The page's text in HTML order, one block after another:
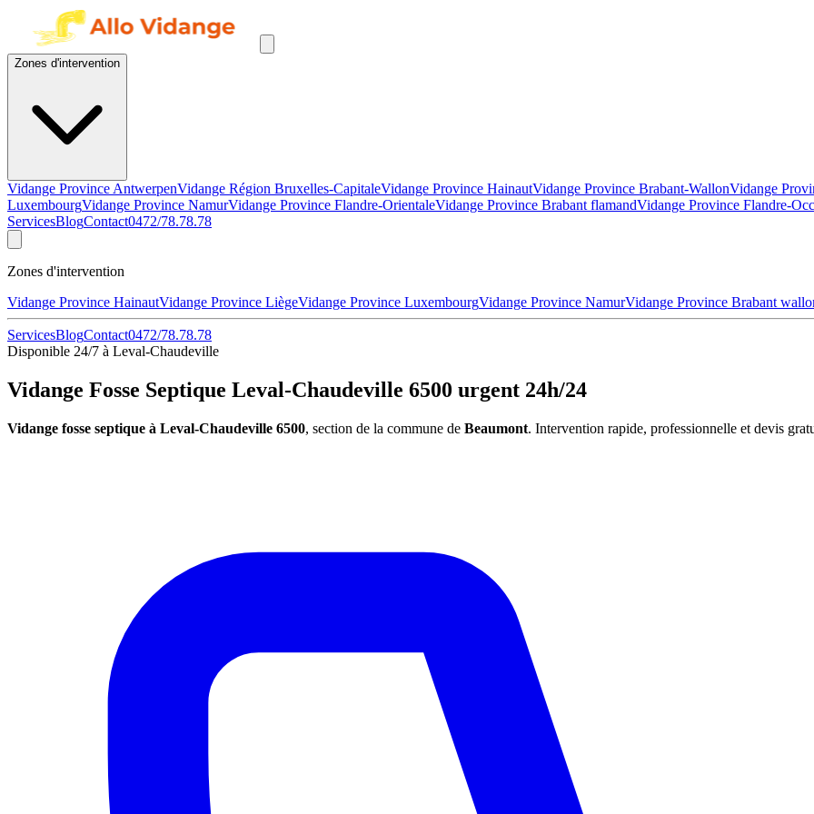
Zones d'intervention
Vidange Province AntwerpenVidange Région Bruxelles-CapitaleVidange Province HainautVidange Province Brabant-WallonVidange
LuxembourgVidange Province NamurVidange Province Flandre-OrientaleVidange Province Brabant flamandVidange Province Flandre-
ServicesBlogContact0472/78.78.78
Zones d'intervention
Vidange Province HainautVidange Province LiègeVidange Province LuxembourgVidange Province NamurVidange Province Brabant
ServicesBlogContact0472/78.78.78
Disponible 24/7 à Leval-Chaudeville
Vidange Fosse Septique Leval-Chaudeville 6500 urgent 24h/24
Vidange fosse septique à Leval-Chaudeville 6500, section de la commune de Beaumont. Intervention rapide, professionnelle et devis